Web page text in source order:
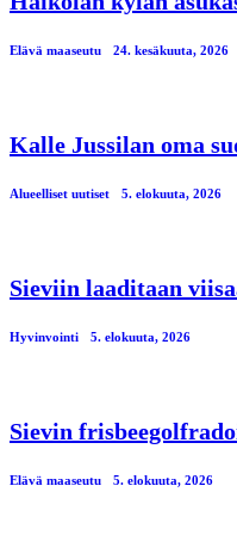
Elävä maaseutu 24. kesäkuuta, 2026
Kalle Jussilan oma
Alueelliset uutiset 5. elokuuta, 2026
Sieviin laaditaan
Hyvinvointi 5. elokuuta, 2026
Sievin
Elävä maaseutu 5. elokuuta, 2026